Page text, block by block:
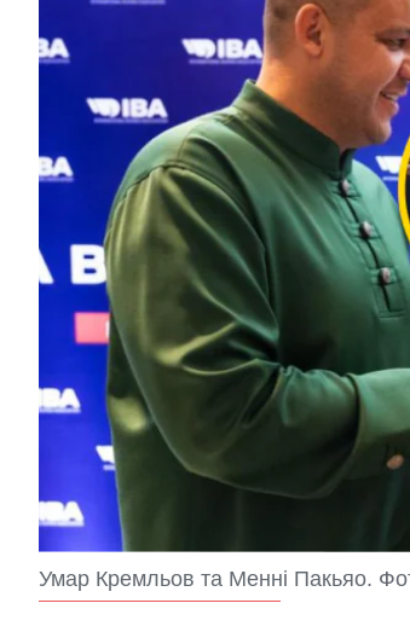
Умар Кремльов та Менні Пакьяо.